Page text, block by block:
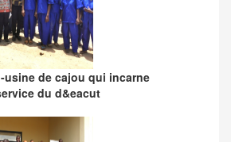
usine de cajou qui incarne
du d&eacut